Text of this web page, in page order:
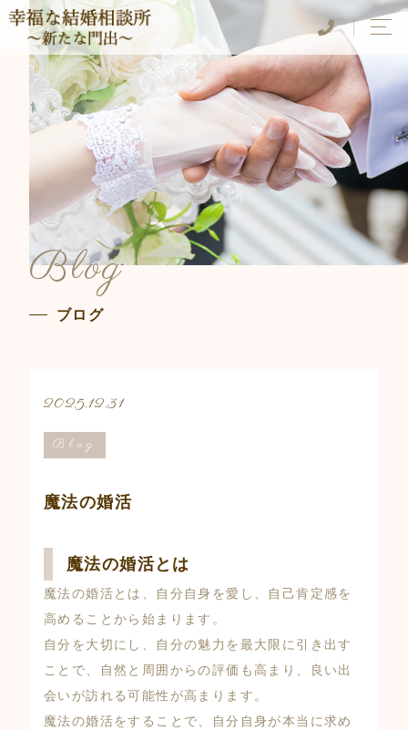
Blog
ブログ
2025.12.31
Blog
魔法の婚活
魔法の婚活とは
魔法の婚活とは、自分自身を愛し、自己肯定感を
高めることから始まります。
自分を大切にし、自分の魅力を最大限に引き出す
ことで、自然と周囲からの評価も高まり、良い出
会いが訪れる可能性が高まります。
魔法の婚活をすることで、自分自身が本当に求め